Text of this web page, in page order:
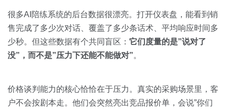
很多AI陪练系统的后台数据很漂亮。打开仪表盘，能看到销
售完成了多少次对话、覆盖了多少条话术、平均响应时间多
少秒。但这些数据有个共同盲区： 它们度量的是”说对了
没”，而不是”压力下还能不能做对”。
价格谈判能力的核心恰恰在于压力。真实的采购场景里，客
户不会按剧本走。他们会突然亮出竞品报价单，会说”你们